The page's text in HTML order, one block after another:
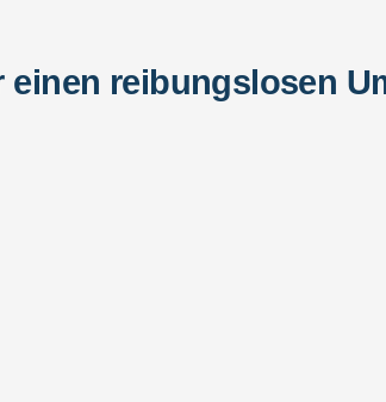
einen reibungslosen